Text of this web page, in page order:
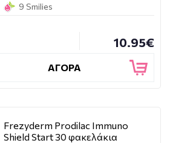
9 Smilies
10.95€
ΑΓΟΡΑ
Frezyderm Prodilac Immuno
Shield Start 30 φακελάκια